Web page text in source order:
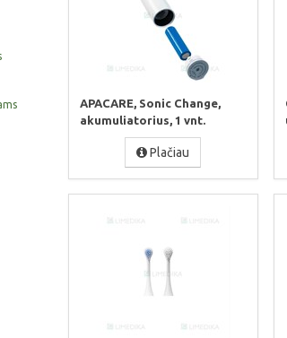
APACARE, Sonic Change,
akumuliatorius, 1 vnt.
Plačiau